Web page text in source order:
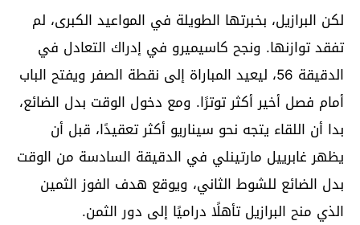
لكن البرازيل، بخبرتها الطويلة في المواعيد الكبرى، لم
تفقد توازنها. ونجح كاسيميرو في إدراك التعادل في
الدقيقة 56، ليعيد المباراة إلى نقطة الصفر ويفتح الباب
أمام فصل أخير أكثر توترًا. ومع دخول الوقت بدل الضائع،
بدا أن اللقاء يتجه نحو سيناريو أكثر تعقيدًا، قبل أن
يظهر غابرييل مارتينلي في الدقيقة السادسة من الوقت
بدل الضائع للشوط الثاني، ويوقع هدف الفوز الثمين
الذي منح البرازيل تأهلًا دراميًا إلى دور الثمن.